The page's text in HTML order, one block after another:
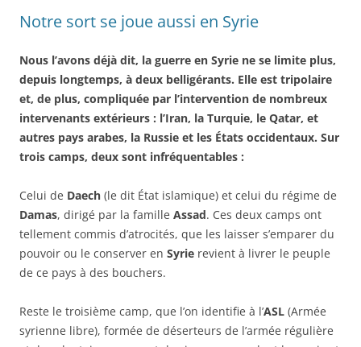
Notre sort se joue aussi en Syrie
Nous l’avons déjà dit, la guerre en Syrie ne se limite plus,
depuis longtemps, à deux belligérants. Elle est tripolaire
et, de plus, compliquée par l’intervention de nombreux
intervenants extérieurs : l’Iran, la Turquie, le Qatar, et
autres pays arabes, la Russie et les États occidentaux. Sur
trois camps, deux sont infréquentables :
Celui de Daech (le dit État islamique) et celui du régime de
Damas, dirigé par la famille Assad. Ces deux camps ont
tellement commis d’atrocités, que les laisser s’emparer du
pouvoir ou le conserver en Syrie revient à livrer le peuple
de ce pays à des bouchers.
Reste le troisième camp, que l’on identifie à l’ASL (Armée
syrienne libre), formée de déserteurs de l’armée régulière